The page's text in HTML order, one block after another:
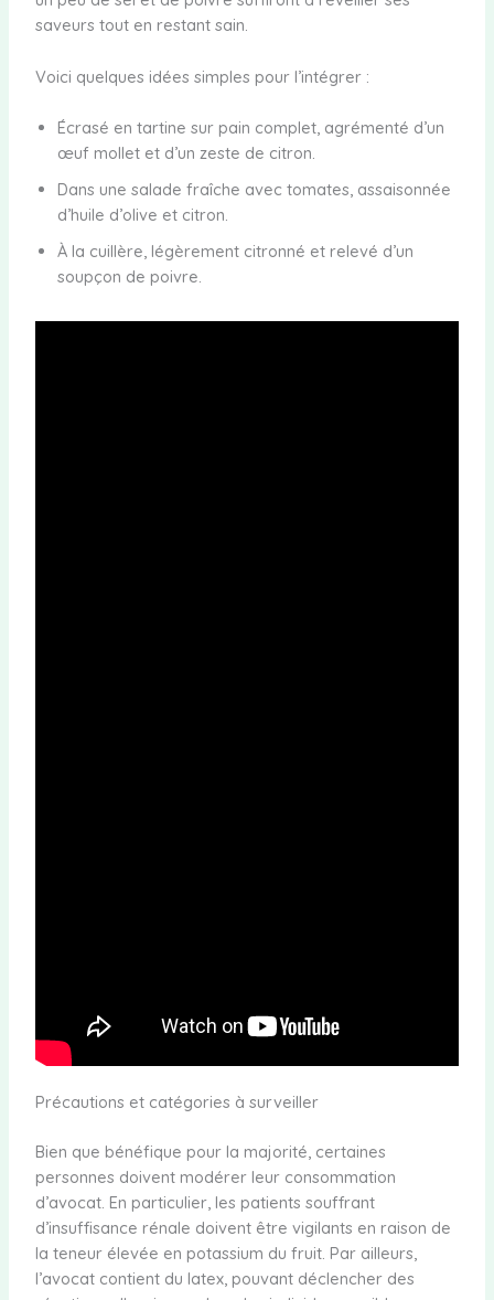
saveurs tout en restant sain.
Voici quelques idées simples pour l’intégrer :
Écrasé en tartine sur pain complet, agrémenté d’un
œuf mollet et d’un zeste de citron.
Dans une salade fraîche avec tomates, assaisonnée
d’huile d’olive et citron.
À la cuillère, légèrement citronné et relevé d’un
soupçon de poivre.
Précautions et catégories à surveiller
Bien que bénéfique pour la majorité, certaines
personnes doivent modérer leur consommation
d’avocat. En particulier, les patients souffrant
d’insuffisance rénale doivent être vigilants en raison de
la teneur élevée en potassium du fruit. Par ailleurs,
l’avocat contient du latex, pouvant déclencher des